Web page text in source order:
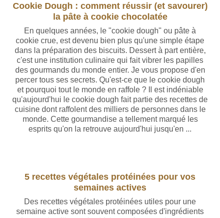
Cookie Dough : comment réussir (et savourer)
la pâte à cookie chocolatée
En quelques années, le "cookie dough" ou pâte à
cookie crue, est devenu bien plus qu'une simple étape
dans la préparation des biscuits. Dessert à part entière,
c'est une institution culinaire qui fait vibrer les papilles
des gourmands du monde entier. Je vous propose d'en
percer tous ses secrets. Qu'est-ce que le cookie dough
et pourquoi tout le monde en raffole ? Il est indéniable
qu'aujourd'hui le cookie dough fait partie des recettes de
cuisine dont raffolent des milliers de personnes dans le
monde. Cette gourmandise a tellement marqué les
esprits qu'on la retrouve aujourd'hui jusqu'en ...
5 recettes végétales protéinées pour vos
semaines actives
Des recettes végétales protéinées utiles pour une
semaine active sont souvent composées d'ingrédients